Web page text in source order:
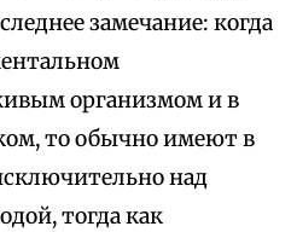
замечание: когда
организмом и в
то обычно имеют в
над
тогда как